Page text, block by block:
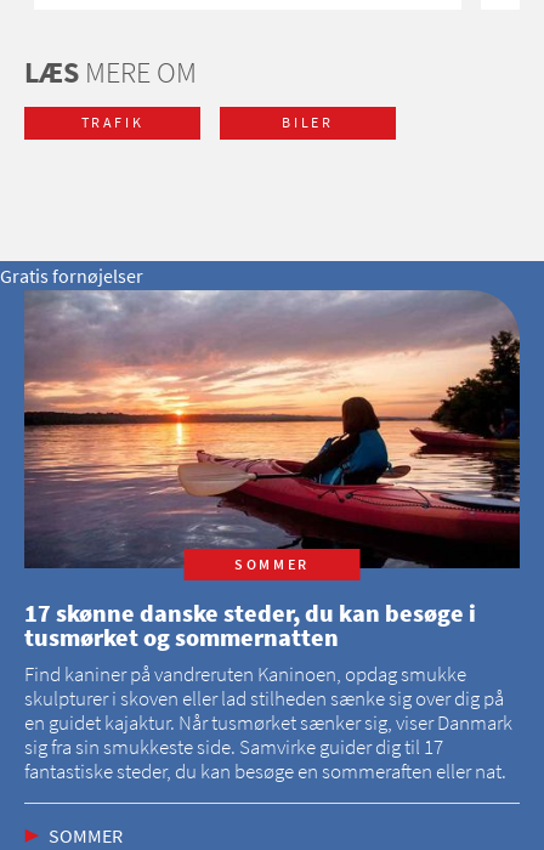
LÆS MERE OM
TRAFIK BILER
Gratis fornøjelser
SOMMER
17 skønne danske steder, du kan besøge i
tusmørket og sommernatten
Find kaniner på vandreruten Kaninoen, opdag smukke
skulpturer i skoven eller lad stilheden sænke sig over dig på
en guidet kajaktur. Når tusmørket sænker sig, viser Danmark
sig fra sin smukkeste side. Samvirke guider dig til 17
fantastiske steder, du kan besøge en sommeraften eller nat.
SOMMER